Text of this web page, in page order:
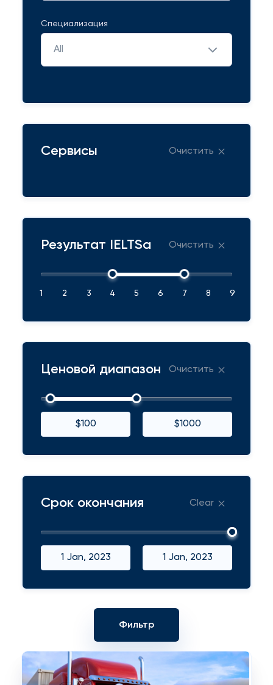
Специализация
All
Сервисы Очистить
Результат IELTSа Очистить
1 2 3 4 5 6 7 8 9
Ценовой диапазон Очистить
$100 $1000
Срок окончания Clear
1 Jan, 2023 1 Jan, 2023